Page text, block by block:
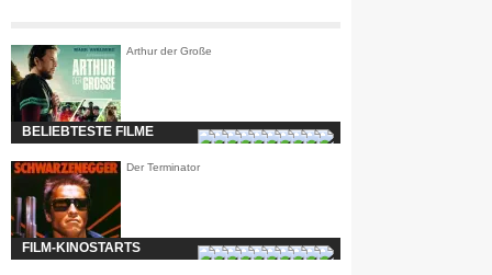
Arthur der Große
BELIEBTESTE FILME
Der Terminator
FILM-KINOSTARTS